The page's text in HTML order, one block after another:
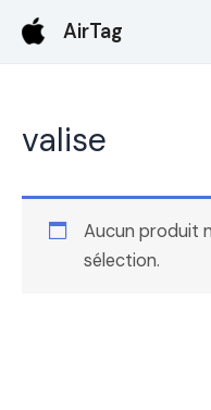
AirTag
valise
Aucun produit
sélection.